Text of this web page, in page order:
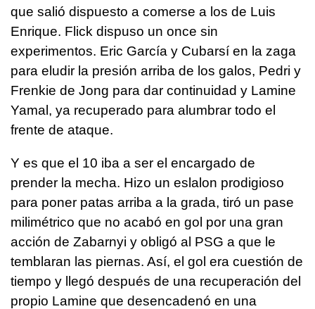
que salió dispuesto a comerse a los de Luis
Enrique. Flick dispuso un once sin
experimentos. Eric García y Cubarsí en la zaga
para eludir la presión arriba de los galos, Pedri y
Frenkie de Jong para dar continuidad y Lamine
Yamal, ya recuperado para alumbrar todo el
frente de ataque.
Y es que el 10 iba a ser el encargado de
prender la mecha. Hizo un eslalon prodigioso
para poner patas arriba a la grada, tiró un pase
milimétrico que no acabó en gol por una gran
acción de Zabarnyi y obligó al PSG a que le
temblaran las piernas. Así, el gol era cuestión de
tiempo y llegó después de una recuperación del
propio Lamine que desencadenó en una